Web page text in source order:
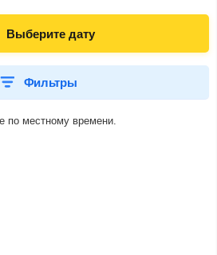
Выберите дату
Фильтры
по местному времени.